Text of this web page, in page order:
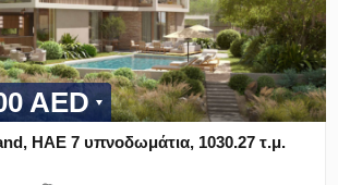
AED
ΗΑΕ 7 υπνοδωμάτια, 1030.27 τ.μ.